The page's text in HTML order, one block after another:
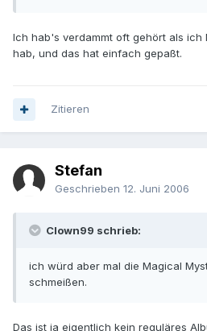
Ich hab's verdammt oft gehört als ich
hab, und das hat einfach gepaßt.
Zitieren
Stefan
Geschrieben 12. Juni 2006
Clown99 schrieb:
ich würd aber mal die Magical
schmeißen.
Das ist ja eigentlich kein reguläres